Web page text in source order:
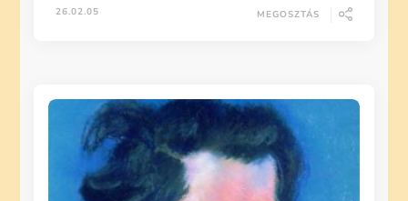
26.02.05 MEGOSZTÁS